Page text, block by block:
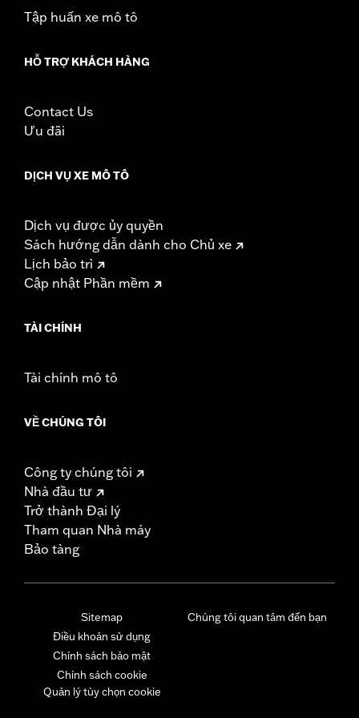
compliant for sale and use on all applicable vehicles,
Accessories catalog for fitment information. Screamin’
Tập huấn xe mô tô
HỖ TRỢ KHÁCH HÀNG
Contact Us
Ưu đãi
DỊCH VỤ XE MÔ TÔ
Dịch vụ được ủy quyền
Sách hướng dẫn dành cho Chủ xe
Lịch bảo trì
Cập nhật Phần mềm
TÀI CHÍNH
Tài chính mô tô
VỀ CHÚNG TÔI
Công ty chúng tôi
Nhà đầu tư
Trở thành Đại lý
Tham quan Nhà máy
Bảo tàng
Sitemap
Điều khoản sử dụng
Chính sách bảo mật
Chính sách cookie
Quản lý tùy chọn cookie
Chúng tôi quan tâm đến bạn